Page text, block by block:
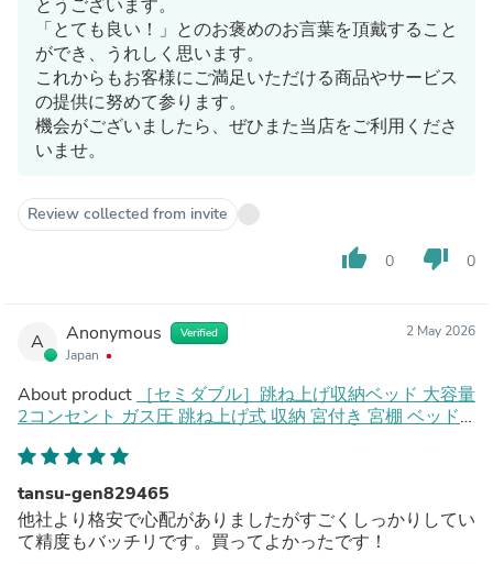
とうございます。
「とても良い！」とのお褒めのお言葉を頂戴すること
ができ、うれしく思います。
これからもお客様にご満足いただける商品やサービス
の提供に努めて参ります。
機会がございましたら、ぜひまた当店をご利用くださ
いませ。
Review collected from invite
thumb_up 0 thumb_down 0
A Anonymous Verified
Japan
2 May 2026
About product
［セミダブル］跳ね上げ収納ベッド 大容量
2コンセント ガス圧 跳ね上げ式 収納 宮付き 宮棚 ベッド
tansu-gen829465
他社より格安で心配がありましたがすごくしっかりしてい
て精度もバッチリです。買ってよかったです！